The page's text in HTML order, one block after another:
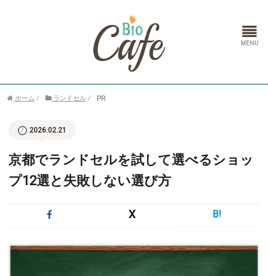
ホーム / ランドセル / PR
2026.02.21
京都でランドセルを試して選べるショッ
プ12選と失敗しない選び方
X B!